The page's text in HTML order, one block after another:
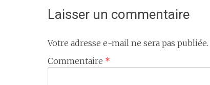
l'article
Laisser un commentaire
Votre adresse e-mail ne sera pas publiée.
Commentaire *